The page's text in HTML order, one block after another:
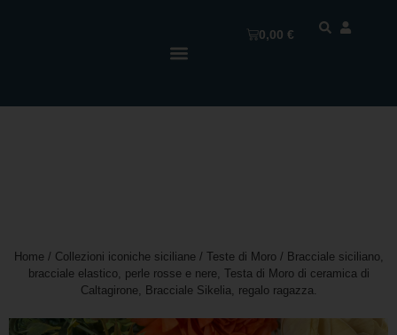
0,00€
Home / Collezioni iconiche siciliane / Teste di Moro/ Bracciale siciliano,
bracciale elastico, perle rosse e nere, Testa di Moro di ceramica di
Caltagirone, Bracciale Sikelia, regalo ragazza.